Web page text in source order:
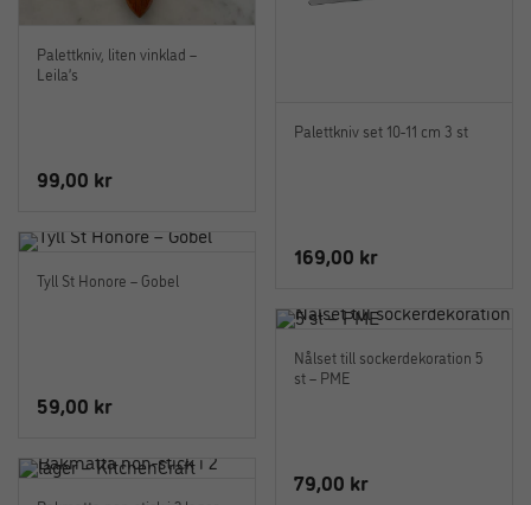
Palettkniv, liten vinklad –
Leila’s
99,00 kr
Palettkniv set 10-11 cm 3 st
169,00 kr
Tyll St Honore – Gobel
59,00 kr
Nålset till sockerdekoration 5
st – PME
79,00 kr